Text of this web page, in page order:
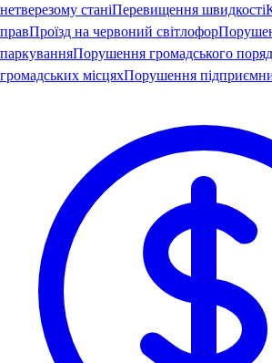
нетверезому станіПеревищення швидкості
правПроїзд на червоний світлофор
паркуванняПорушення громадського
громадських місцяхПорушення